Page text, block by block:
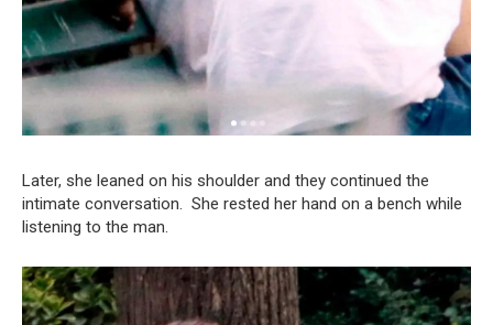
Later, she leaned on his shoulder and they continued the
intimate conversation. She rested her hand on a bench while
listening to the man.